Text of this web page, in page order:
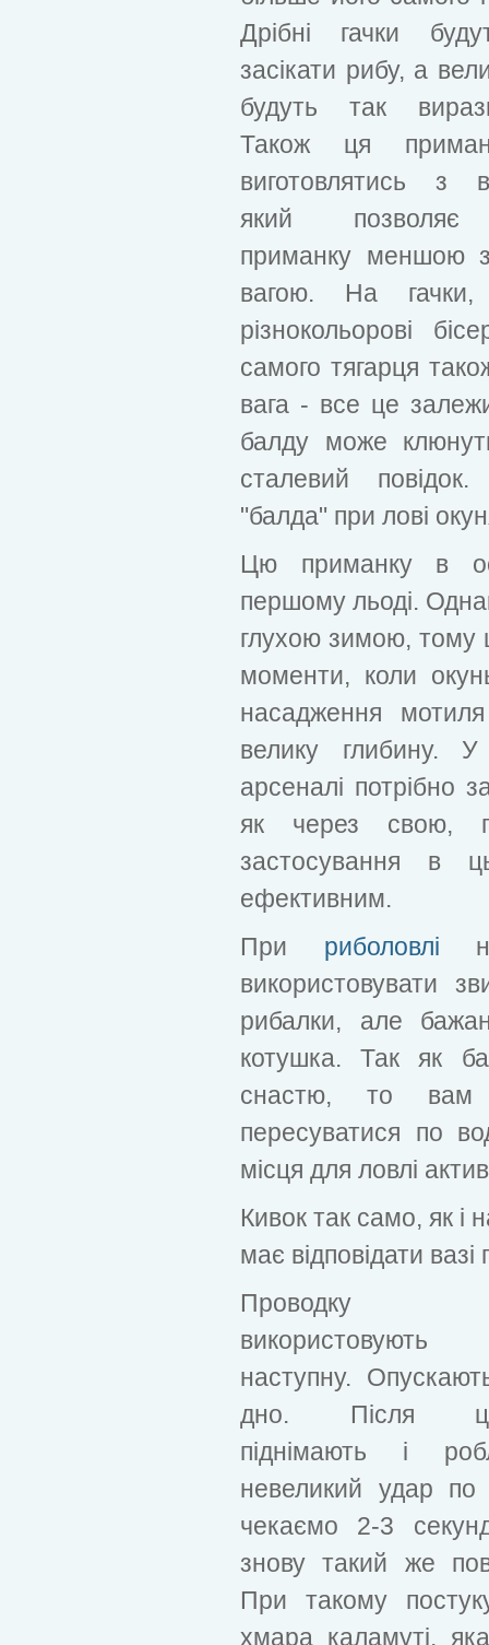
Дрібні гачки
засікати рибу, а
будуть так
Також ця
виготовлятись з
який позволяє
приманку меншою
вагою. На
різнокольорові
самого тягарця
вага - все це
балду може
сталевий
"балда" при лові
Цю приманку в
першому льоді.
глухою зимою, тому
моменти, коли
насадження
велику глибину.
арсеналі потрібно
як через свою,
застосування в
ефективним.
При риболовлі
використовувати
рибалки, але
котушка. Так як
снастю, то вам
пересуватися по
місця для ловлі
Кивок так само, як і
має відповідати
Проводку
використовують
наступну.
дно. Після
піднімають і
невеликий удар по
чекаємо 2-3
знову такий же
При такому
хмара каламуті,